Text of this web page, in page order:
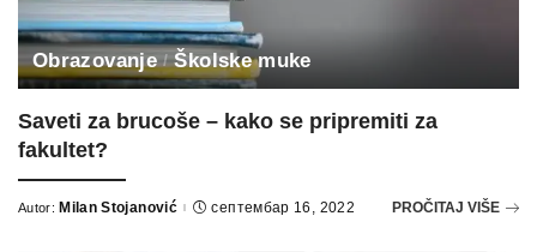
Obrazovanje Školske muke
Saveti za brucoše – kako se pripremiti za
fakultet?
Posted
Autor: Milan Stojanović септембар 16, 2022 PROČITAJ VIŠE